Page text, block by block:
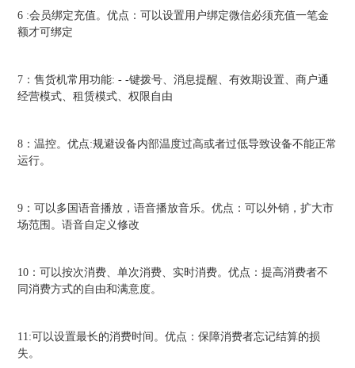
6 :会员绑定充值。优点：可以设置用户绑定微信必须充值一笔金
额才可绑定
7：售货机常用功能: - -键拨号、消息提醒、有效期设置、商户通
经营模式、租赁模式、权限自由
8：温控。优点:规避设备内部温度过高或者过低导致设备不能正常
运行。
9：可以多国语音播放，语音播放音乐。优点：可以外销，扩大市
场范围。语音自定义修改
10：可以按次消费、单次消费、实时消费。优点：提高消费者不
同消费方式的自由和满意度。
11:可以设置最长的消费时间。优点：保障消费者忘记结算的损
失。